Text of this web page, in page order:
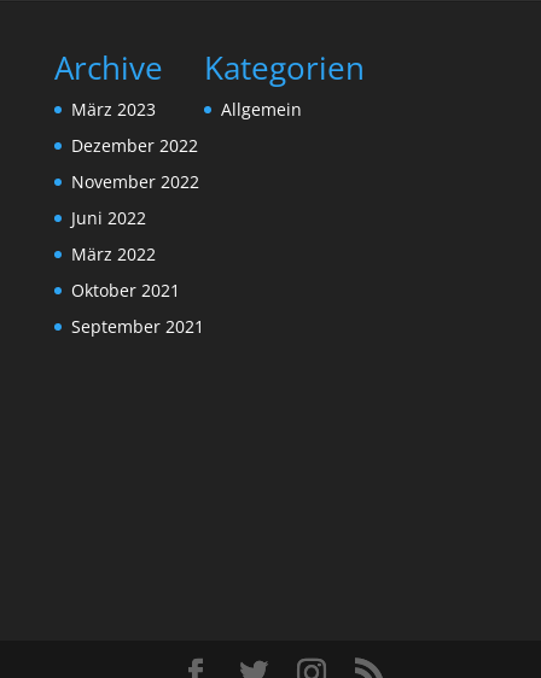
Archive
März 2023
Dezember 2022
November 2022
Juni 2022
März 2022
Oktober 2021
September 2021
Kategorien
Allgemein